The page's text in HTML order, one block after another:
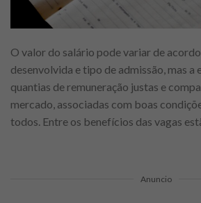
O valor do salário pode variar de
desenvolvida e tipo de admissão, mas a
quantias de remuneração justas e
mercado, associadas com boas
todos. Entre os benefícios das vagas
Anuncio